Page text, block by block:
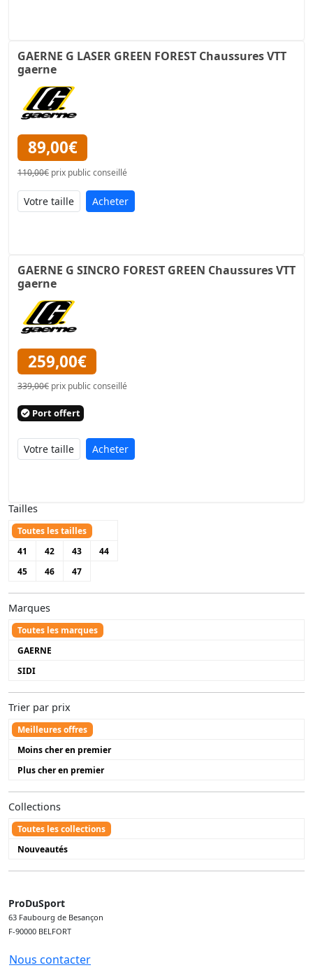
GAERNE G LASER GREEN FOREST Chaussures VTT
gaerne
89,00€
110,00€ prix public conseillé
Acheter
GAERNE G SINCRO FOREST GREEN Chaussures VTT
gaerne
259,00€
339,00€ prix public conseillé
Port offert
Acheter
Tailles
Toutes les tailles
41
42 43
44
45
46 47
Marques
Toutes les marques
GAERNE
SIDI
Trier par prix
Meilleures offres
Moins cher en premier
Plus cher en premier
Collections
Toutes les collections
Nouveautés
ProDuSport
63 Faubourg de Besançon
F-90000 BELFORT
Nous contacter